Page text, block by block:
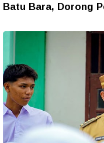
Batu Bara, Dorong